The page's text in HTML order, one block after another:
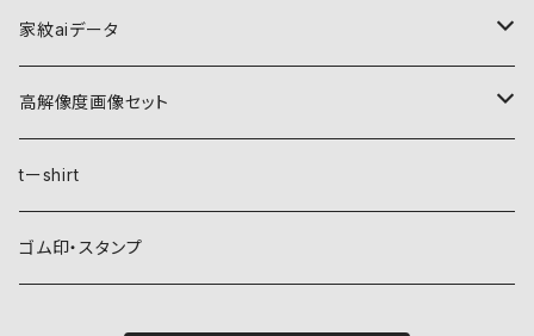
家紋aiデータ
自然紋
稲妻
霞
植物紋
葵
動物紋
高解像度画像セット
自然紋
稲妻
植物紋
tーshirt
ゴム印・スタンプ